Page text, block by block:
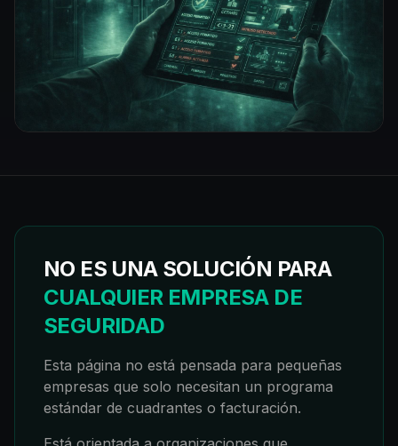
NO ES UNA SOLUCIÓN PARA
CUALQUIER EMPRESA DE
SEGURIDAD
Esta página no está pensada para pequeñas
empresas que solo necesitan un programa
estándar de cuadrantes o facturación.